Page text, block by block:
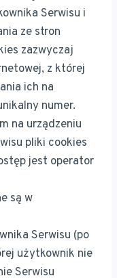
Serwisu i
ze stron
zazwyczaj
z której
ich na
numer.
na urządzeniu
pliki cookies
jest operator
są w
Serwisu (po
użytkownik nie
Serwisu